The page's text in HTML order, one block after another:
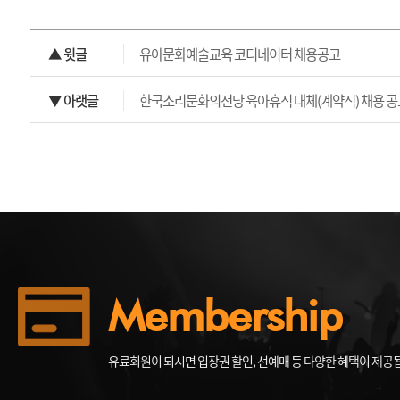
▲ 윗글 유아문화예술교육 코디네이터 채용공고
▼ 아랫글 한국소리문화의전당 육아휴직 대체(계약직) 채용
Membership
유료회원이 되시면 입장권 할인, 선예매 등 다양한 혜택이 제공